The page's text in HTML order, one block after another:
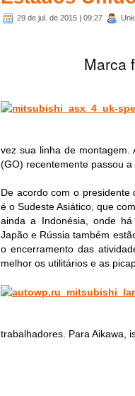
29 de jul. de 2015 | 09:27
Marca
vez sua linha de montagem.
(GO) recentemente passou
De acordo com o presidente
é o Sudeste Asiático, que
ainda a Indonésia, onde
Japão e Rússia também
o encerramento das
melhor os utilitários e as
trabalhadores. Para Aikawa,